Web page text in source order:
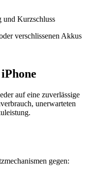
und Kurzschluss
verschlissenen Akkus
auf eine zuverlässige
unerwarteten
gegen: